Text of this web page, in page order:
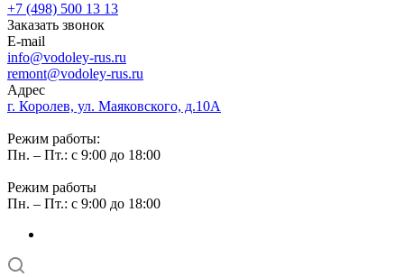
+7 (498) 500 13 13
Заказать звонок
E-mail
info@vodoley-rus.ru
remont@vodoley-rus.ru
Адрес
г. Королев, ул. Маяковского, д.10А
Режим работы:
Пн. – Пт.: с 9:00 до 18:00
Режим работы
Пн. – Пт.: с 9:00 до 18:00